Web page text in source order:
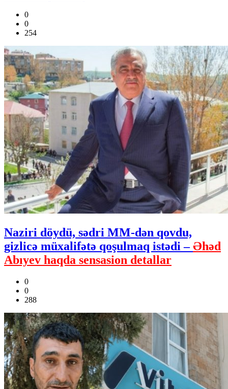
0
0
254
Naziri döydü, sədri MM-dən qovdu,
gizlicə müxalifətə qoşulmaq istədi –Əhəd
Abıyev haqda sensasion detallar
0
0
288